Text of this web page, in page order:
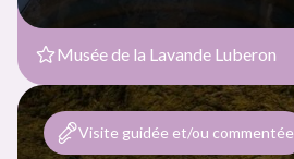
Musée de la Lavande Luberon
Visite guidée et/ou commentée